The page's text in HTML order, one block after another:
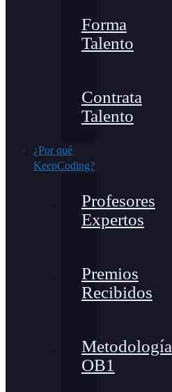
Forma
Talento
Contrata
Talento
¿Por qué
KeepCoding?
Profesores
Expertos
Premios
Recibidos
Metodología
OB1